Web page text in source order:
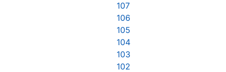
107
106
105
104
103
102